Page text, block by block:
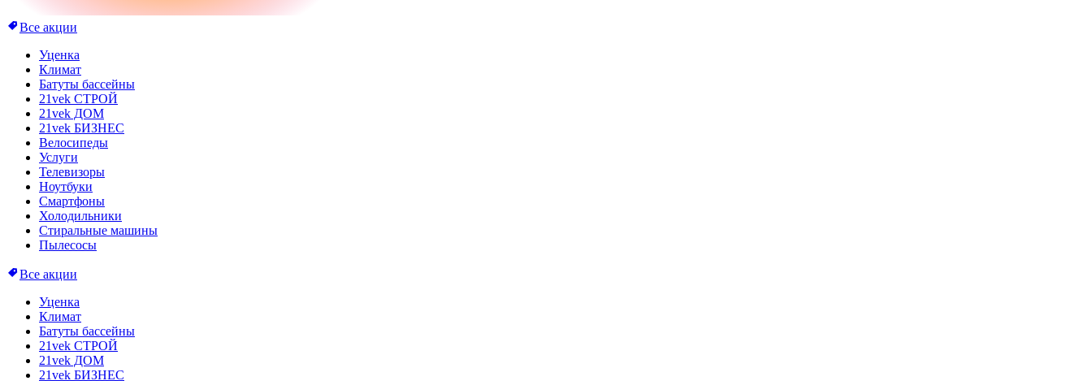
Все акции
Уценка
Климат
Батуты бассейны
21vek СТРОЙ
21vek ДОМ
21vek БИЗНЕС
Велосипеды
Услуги
Телевизоры
Ноутбуки
Смартфоны
Холодильники
Стиральные машины
Пылесосы
Все акции
Уценка
Климат
Батуты бассейны
21vek СТРОЙ
21vek ДОМ
21vek БИЗНЕС